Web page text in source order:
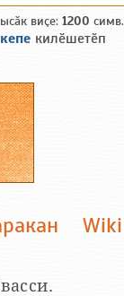
виҫе: 1200 симв.
килӗшетӗп
Wiki